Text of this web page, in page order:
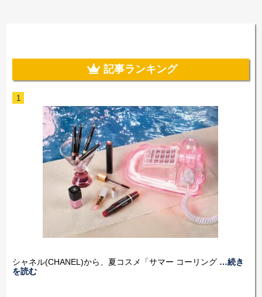
記事ランキング
1
シャネル(CHANEL)から、夏コスメ「サマー コーリング …続き
を読む